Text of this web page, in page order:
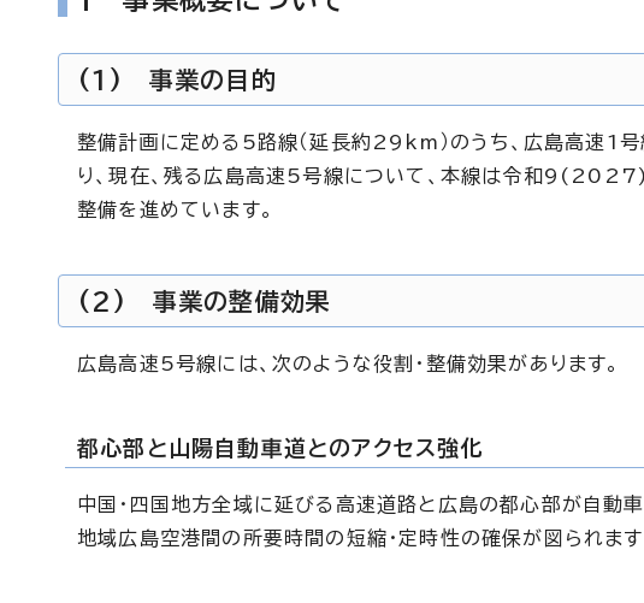
(1) 事業の目的
整備計画に定める5路線（延長約29km）のうち、広島高速1
り、現在、残る広島高速5号線について、本線は令和
整備を進めています。
(2) 事業の整備効果
広島高速5号線には、次のような役割・整備効果があります。
都心部と山陽自動車道とのアクセス強化
中国・四国地方全域に延びる高速道路と広島の都心部が自動
地域広島空港間の所要時間の短縮・定時性の確保が図られます